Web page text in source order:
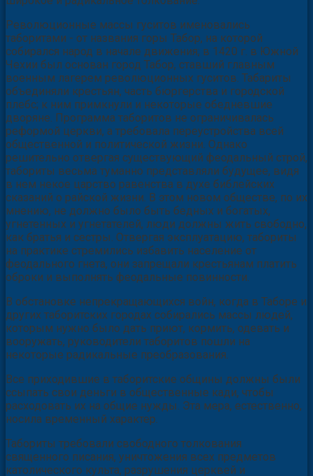
Революционные массы гуситов именовались
таборитами - от названия горы Табор, на которой
собирался народ в начале движения; в 1420 г. в Южной
Чехии был основан город Табор, ставший главным
военным лагерем революционных гуситов. Табариты
объединяли крестьян, часть бюргерства и городской
плебс; к ним примкнули и некоторые обедневшие
дворяне. Программа таборитов не ограничивалась
реформой церкви, а требовала переустройства всей
общественной и политической жизни. Однако
решительно отвергая существующий феодальный строй,
табориты весьма туманно представляли будущее, видя
в нем некое царство равенства в духе библейских
сказаний о райской жизни. В этом новом обществе, по их
мнению, не должно было быть бедных и богатых,
угнетенных и угнетателей, люди должны жить свободно,
как братья и сестры. Отвергая эксплуатацию, табориты
на практике стремились избавить население от
феодального гнета, они запрещали крестьянам платить
оброки и выполнять феодальные повинности.
В обстановке непрекращающихся войн, когда в Таборе и
других таборитских городах собирались массы людей,
которым нужно было дать приют, кормить, одевать и
вооружать, руководители таборитов пошли на
некоторые радикальные преобразования.
Все приходившие в таборитские общины должны были
ссыпать свои деньги в общественные кади, чтобы
расходовать их на общие нужды. Эта мера, естественно,
носила временный характер.
Табориты требовали свободного толкования
священного писания, уничтожения всех предметов
католического культа, разрушения церквей и